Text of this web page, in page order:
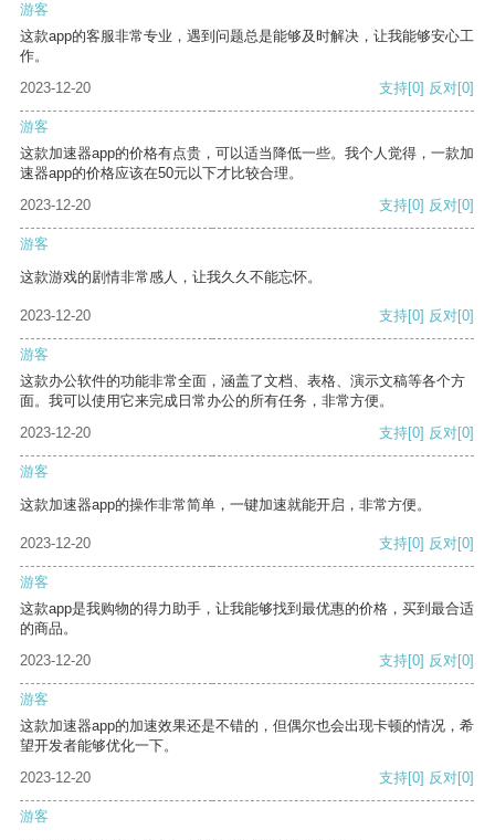
游客
这款app的客服非常专业，遇到问题总是能够及时解决，让我能够安心工
作。
2023-12-20
支持[0] 反对[0]
游客
这款加速器app的价格有点贵，可以适当降低一些。我个人觉得，一款加
速器app的价格应该在50元以下才比较合理。
2023-12-20
支持[0] 反对[0]
游客
这款游戏的剧情非常感人，让我久久不能忘怀。
2023-12-20 支持[0] 反对[0]
游客
这款办公软件的功能非常全面，涵盖了文档、表格、演示文稿等各个方
面。我可以使用它来完成日常办公的所有任务，非常方便。
2023-12-20
支持[0] 反对[0]
游客
这款加速器app的操作非常简单，一键加速就能开启，非常方便。
2023-12-20 支持[0] 反对[0]
游客
这款app是我购物的得力助手，让我能够找到最优惠的价格，买到最合适
的商品。
2023-12-20
支持[0] 反对[0]
游客
这款加速器app的加速效果还是不错的，但偶尔也会出现卡顿的情况，希
望开发者能够优化一下。
2023-12-20
支持[0] 反对[0]
游客